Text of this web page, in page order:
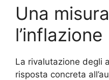
Una
l’inflazione
La rivalutazione degli
risposta concreta